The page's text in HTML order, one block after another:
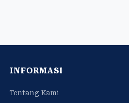
INFORMASI
Tentang Kami